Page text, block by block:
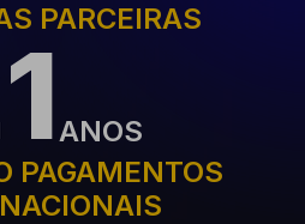
PARCEIRAS
ANOS
PAGAMENTOS